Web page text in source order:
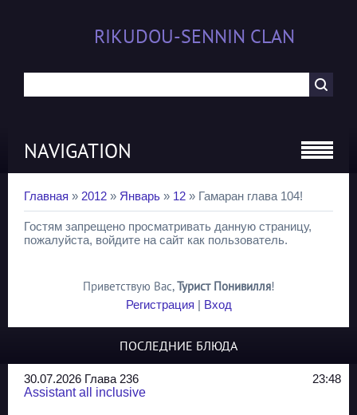
RIKUDOU-SENNIN CLAN
NAVIGATION
Главная » 2012 » Январь » 12 » Гамаран глава 104!
Гостям запрещено просматривать данную страницу,
пожалуйста, войдите на сайт как пользователь.
Приветствую Вас,Турист Понивилля!
Регистрация | Вход
ПОСЛЕДНИЕ БЛЮДА
30.07.2026 Глава 236
23:48
Assistant all inclusive